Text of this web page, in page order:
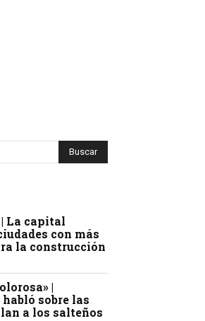
La capital
con más
la construcción
|
sobre las
a los salteños